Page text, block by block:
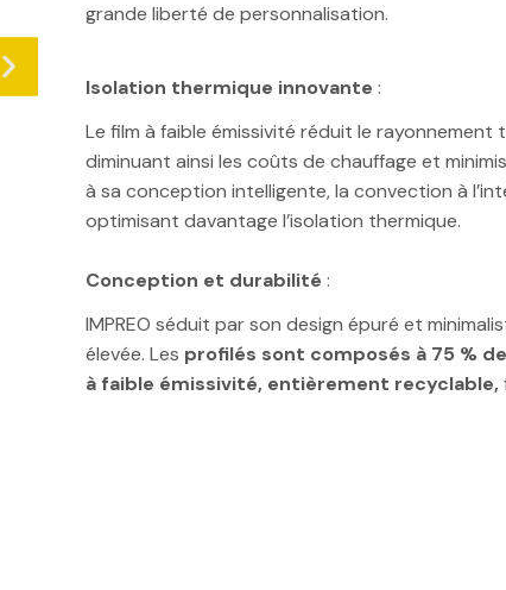
grande liberté de personnalisation.
Isolation thermique innovante :
Le film à faible émissivité réduit le rayonnement
diminuant ainsi les coûts de chauffage et
à sa conception intelligente, la convection à
optimisant davantage l’isolation thermique.
Conception et durabilité :
IMPREO séduit par son design épuré et
élevée. Les profilés sont composés à 75 %
à faible émissivité, entièrement recyclable,